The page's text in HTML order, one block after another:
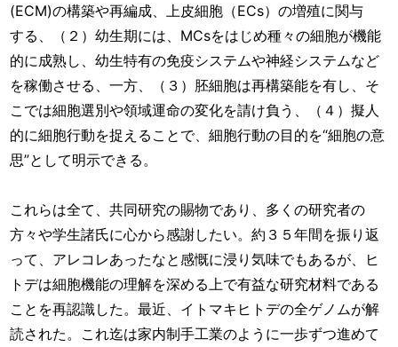
(ECM)の構築や再編成、上皮細胞（ECs）の増殖に関与
する、（２）幼生期には、MCsをはじめ種々の細胞が機能
的に成熟し、幼生特有の免疫システムや神経システムなど
を稼働させる、一方、（３）胚細胞は再構築能を有し、そ
こでは細胞選別や領域運命の変化を請け負う、（４）擬人
的に細胞行動を捉えることで、細胞行動の目的を“細胞の意
思”として明示できる。
これらは全て、共同研究の賜物であり、多くの研究者の
方々や学生諸氏に心から感謝したい。約３５年間を振り返
って、アレコレあったなと感慨に浸り気味でもあるが、ヒ
トデは細胞機能の理解を深める上で有益な研究材料である
ことを再認識した。最近、イトマキヒトデの全ゲノムが解
読された。これ迄は家内制手工業のように一歩ずつ進めて